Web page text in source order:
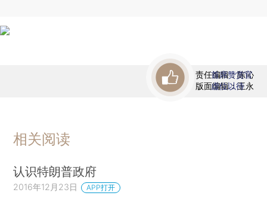
责任编辑：陈沁
版面编辑：王永
首席赞赏官
虚位以待
相关阅读
认识特朗普政府
2016年12月23日 APP打开